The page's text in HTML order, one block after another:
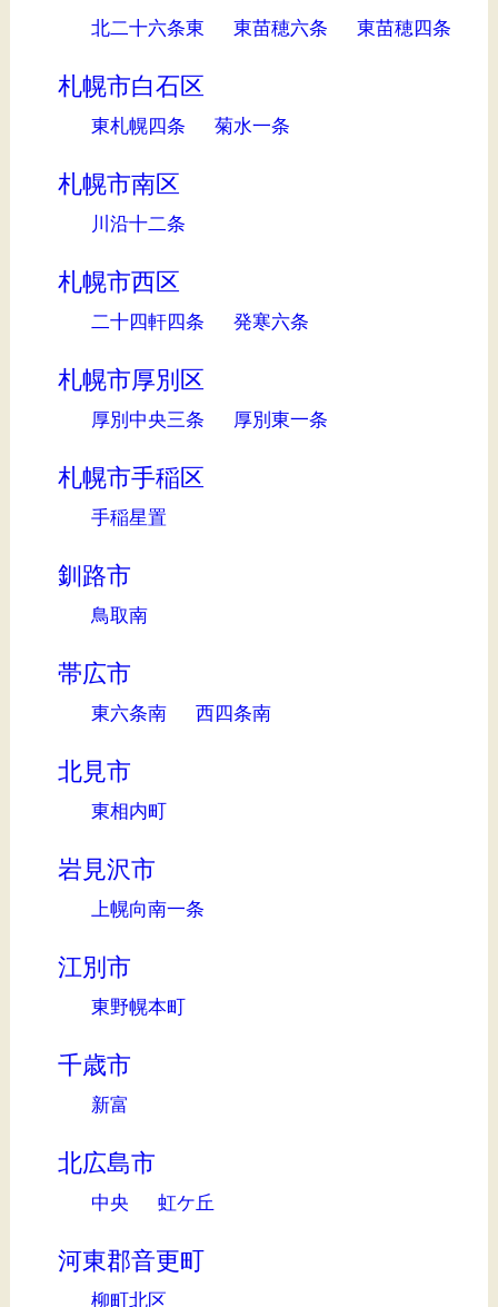
北二十六条東
東苗穂六条 東苗穂四条
札幌市白石区
東札幌四条 菊水一条
札幌市南区
川沿十二条
札幌市西区
二十四軒四条 発寒六条
札幌市厚別区
厚別中央三条 厚別東一条
札幌市手稲区
手稲星置
釧路市
鳥取南
帯広市
東六条南 西四条南
北見市
東相内町
岩見沢市
上幌向南一条
江別市
東野幌本町
千歳市
新富
北広島市
中央 虹ケ丘
河東郡音更町
柳町北区